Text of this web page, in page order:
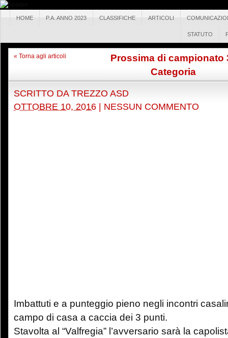
HOME P.A. ANNO 2023 CLASSIFICHE ARTICOLI
STATUTO
« Torna agli articoli
Prossima di campionato
Categoria
SCRITTO DA TREZZO ASD
OTTOBRE 10, 2016
NESSUN COMMENTO
Imbattuti e a punteggio pieno negli incontri
campo di casa a caccia dei 3 punti.
Stavolta al “Valfregia” l’avversario sarà la